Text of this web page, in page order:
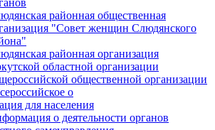
районная общественная
"Совет женщин Слюдянского
районная организация
областной организации
общественной организации
о
для населения
о деятельности органов